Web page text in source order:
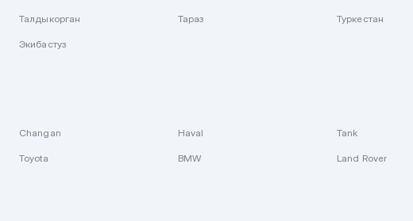
Талдыкорган Тараз Туркестан
Экибастуз
Changan Haval Tank
Toyota BMW Land Rover